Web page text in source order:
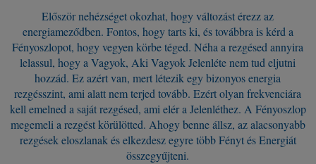
Először nehézséget okozhat, hogy változást érezz az
energiameződben. Fontos, hogy tarts ki, és továbbra is kérd a
Fényoszlopot, hogy vegyen körbe téged. Néha a rezgésed annyira
lelassul, hogy a Vagyok, Aki Vagyok Jelenléte nem tud eljutni
hozzád. Ez azért van, mert létezik egy bizonyos energia
rezgésszint, ami alatt nem terjed tovább. Ezért olyan frekvenciára
kell emelned a saját rezgésed, ami elér a Jelenléthez. A Fényoszlop
megemeli a rezgést körülötted. Ahogy benne állsz, az alacsonyabb
rezgések eloszlanak és elkezdesz egyre több Fényt és Energiát
összegyűjteni.